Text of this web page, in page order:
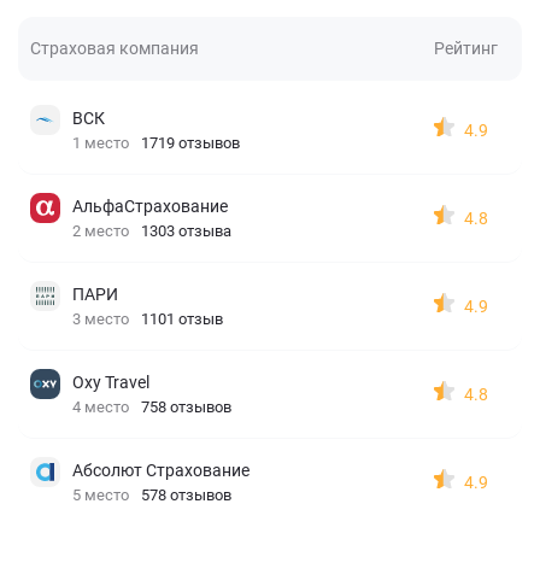
Страховая компания Рейтинг
ВСК
1 место 1719 отзывов
4.9
АльфаСтрахование
2 место 1303 отзыва
4.8
ПАРИ
3 место 1101 отзыв
4.9
Oxy Travel
4 место 758 отзывов
4.8
Абсолют Страхование
5 место 578 отзывов
4.9